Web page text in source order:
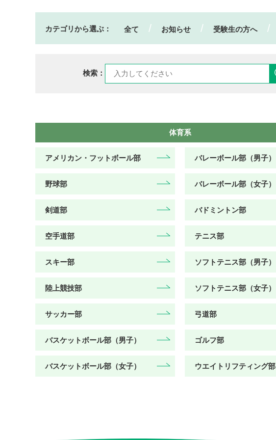
カテゴリから選ぶ： 全て お知らせ 受験生の方へ
検索：
体育系
アメリカン・フットボール部
野球部
剣道部
空手道部
スキー部
陸上競技部
サッカー部
バスケットボール部（男子）
バスケットボール部（女子）
バレーボール部（男子）
バレーボール部（女子）
バドミントン部
テニス部
ソフトテニス部（男子）
ソフトテニス部（女子）
弓道部
ゴルフ部
ウエイトリフティング部